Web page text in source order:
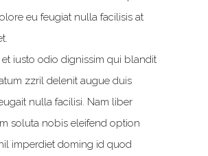
eu feugiat nulla facilisis at
iusto odio dignissim qui blandit
zzril delenit augue duis
nulla facilisi. Nam liber
soluta nobis eleifend option
imperdiet doming id quod